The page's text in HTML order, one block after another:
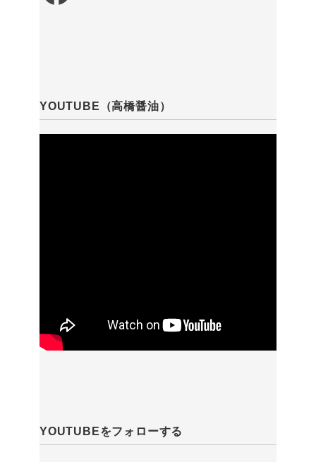
YOUTUBE（高橋醤油）
YOUTUBEをフォローする